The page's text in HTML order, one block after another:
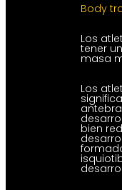
Body
Los
tener
masa
Los
bien